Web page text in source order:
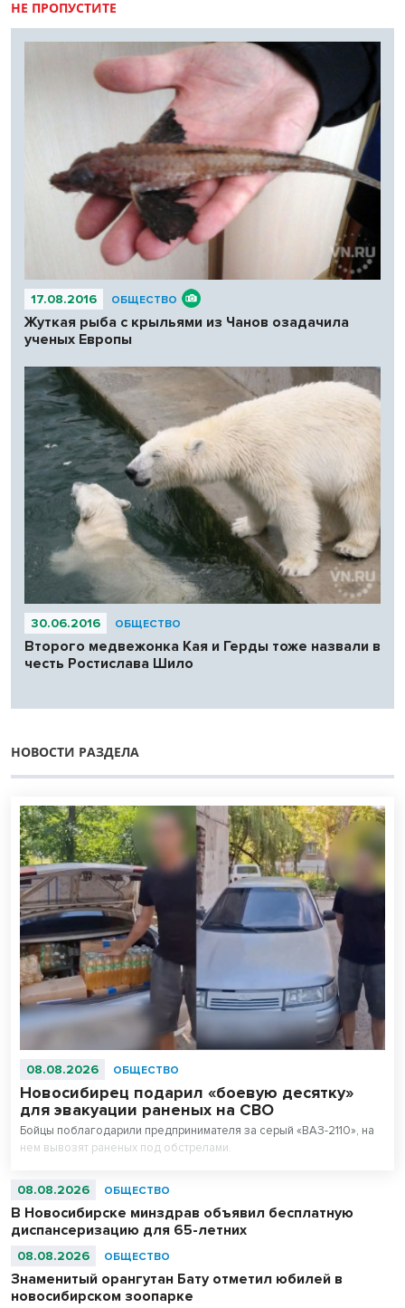
НЕ ПРОПУСТИТЕ
17.08.2016 ОБЩЕСТВО
Жуткая рыба с крыльями из Чанов озадачила
ученых Европы
30.06.2016 ОБЩЕСТВО
Второго медвежонка Кая и Герды тоже назвали в
честь Ростислава Шило
НОВОСТИ РАЗДЕЛА
08.08.2026 ОБЩЕСТВО
Новосибирец подарил «боевую десятку»
для эвакуации раненых на СВО
Бойцы поблагодарили предпринимателя за серый «ВАЗ-2110», на
нем вывозят раненых под обстрелами.
08.08.2026 ОБЩЕСТВО
В Новосибирске минздрав объявил бесплатную
диспансеризацию для 65-летних
08.08.2026 ОБЩЕСТВО
Знаменитый орангутан Бату отметил юбилей в
новосибирском зоопарке